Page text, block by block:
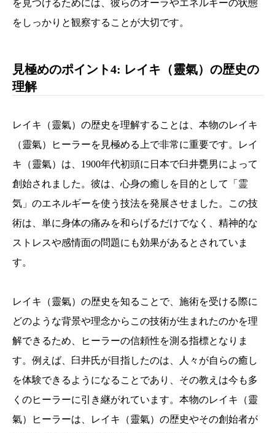
を見つけるためには、彼らのオーラやエネルギーの状態
をしっかりと観察することが大切です。
見極めのポイント4: レイキ（靈氣）の歴史の
理解
レイキ（靈氣）の歴史を理解することは、本物のレイキ
（靈氣）ヒーラーを見極める上で非常に重要です。レイ
キ（靈氣）は、1900年代初頭に日本で臼井甕男によって
創始されました。彼は、心身の癒しを目的として「霊
気」のエネルギーを使う技法を発展させました。この技
術は、単に身体の痛みを和らげるだけでなく、精神的な
ストレスや感情面の問題にも効果があるとされていま
す。
レイキ（靈氣）の歴史を知ることで、施術を受ける際に
どのような背景や理念からこの技術が生まれたのかを理
解できるため、ヒーラーの信頼性を測る指標となりま
す。例えば、臼井氏が目指したのは、人々が自らの癒し
を体験できるようになることであり、その教えは今も多
くのヒーラーに引き継がれています。本物のレイキ（靈
氣）ヒーラーは、レイキ（靈氣）の歴史やその創始者が